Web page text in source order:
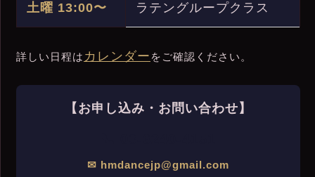
土曜 13:00〜 ラテングループクラス
詳しい日程は カレンダー をご確認ください。
【お申し込み・お問い合わせ】
✉ hmdancejp@gmail.com